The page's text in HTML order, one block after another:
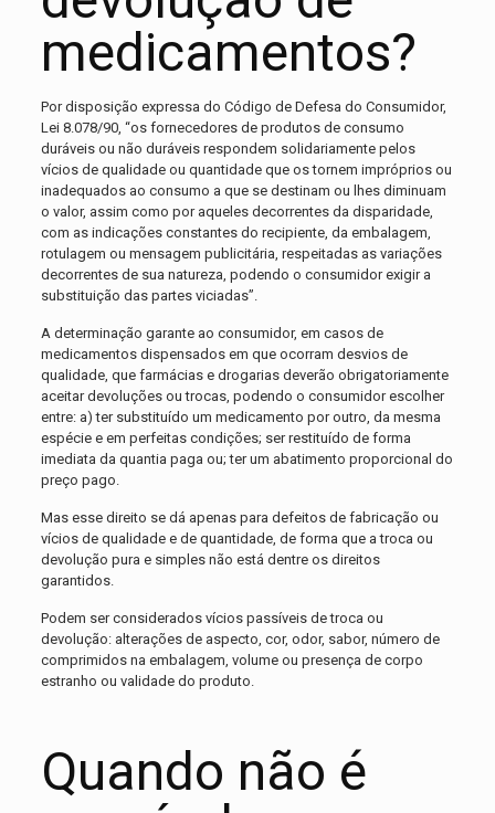
medicamentos?
Por disposição expressa do Código de Defesa do Consumidor,
Lei 8.078/90, “os fornecedores de produtos de consumo
duráveis ou não duráveis respondem solidariamente pelos
vícios de qualidade ou quantidade que os tornem impróprios ou
inadequados ao consumo a que se destinam ou lhes diminuam
o valor, assim como por aqueles decorrentes da disparidade,
com as indicações constantes do recipiente, da embalagem,
rotulagem ou mensagem publicitária, respeitadas as variações
decorrentes de sua natureza, podendo o consumidor exigir a
substituição das partes viciadas”.
A determinação garante ao consumidor, em casos de
medicamentos dispensados em que ocorram desvios de
qualidade, que farmácias e drogarias deverão obrigatoriamente
aceitar devoluções ou trocas, podendo o consumidor escolher
entre: a) ter substituído um medicamento por outro, da mesma
espécie e em perfeitas condições; ser restituído de forma
imediata da quantia paga ou; ter um abatimento proporcional do
preço pago.
Mas esse direito se dá apenas para defeitos de fabricação ou
vícios de qualidade e de quantidade, de forma que a troca ou
devolução pura e simples não está dentre os direitos
garantidos.
Podem ser considerados vícios passíveis de troca ou
devolução: alterações de aspecto, cor, odor, sabor, número de
comprimidos na embalagem, volume ou presença de corpo
estranho ou validade do produto.
Quando não é